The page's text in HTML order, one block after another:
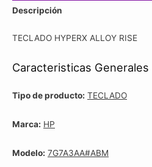
Descripción
TECLADO HYPERX ALLOY RISE
Caracteristicas Generales
Tipo de producto: TECLADO
Marca: HP
Modelo: 7G7A3AA#ABM